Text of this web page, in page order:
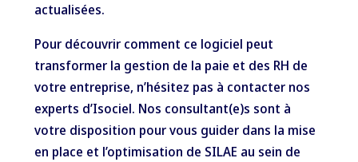
actualisées.
Pour découvrir comment ce logiciel peut
transformer la gestion de la paie et des RH de
votre entreprise, n’hésitez pas à contacter nos
experts d’Isociel. Nos consultant(e)s sont à
votre disposition pour vous guider dans la mise
en place et l’optimisation de SILAE au sein de